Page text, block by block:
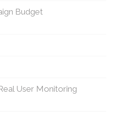
Budget
User Monitoring